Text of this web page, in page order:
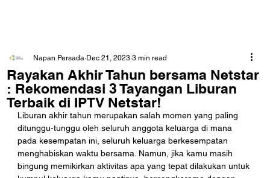
Rayakan Akhir Tahun bersama Netstar
: Rekomendasi 3 Tayangan Liburan
Terbaik di IPTV Netstar!
Napan Persada Dec 21, 2023 3 min read
Liburan akhir tahun merupakan salah momen yang paling
ditunggu-tunggu oleh seluruh anggota keluarga di mana
pada kesempatan ini, seluruh keluarga berkesempatan
menghabiskan waktu bersama. Namun, jika kamu masih
bingung memikirkan aktivitas apa yang tepat dilakukan untuk